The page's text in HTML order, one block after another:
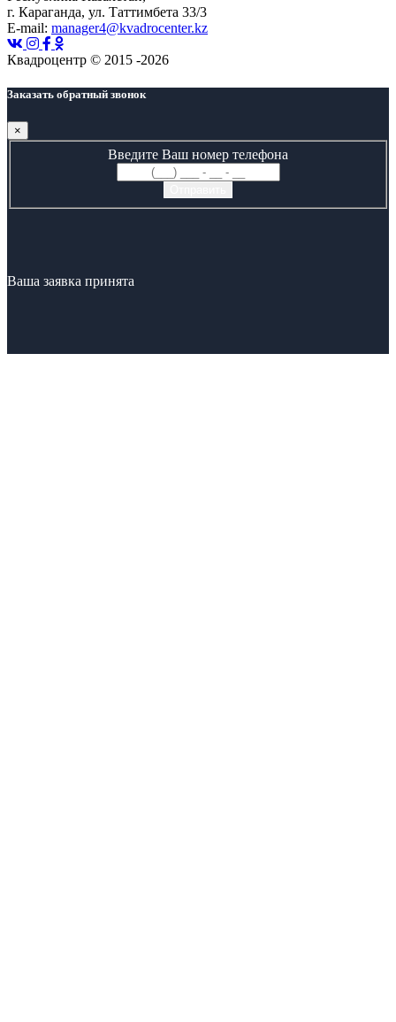
г. Караганда, ул. Таттимбета 33/3
E-mail: manager4@kvadrocenter.kz
Квадроцентр © 2015 -2026
Заказать обратный звонок
×
Введите Ваш номер телефона
Ваша заявка принята